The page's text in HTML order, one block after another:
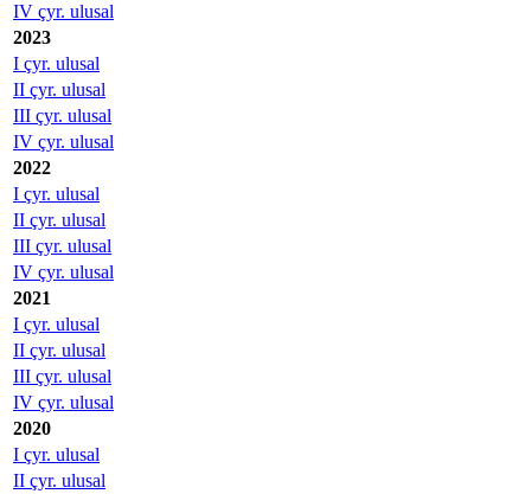
IV çyr. ulusal
2023
I çyr. ulusal
II çyr. ulusal
III çyr. ulusal
IV çyr. ulusal
2022
I çyr. ulusal
II çyr. ulusal
III çyr. ulusal
IV çyr. ulusal
2021
I çyr. ulusal
II çyr. ulusal
III çyr. ulusal
IV çyr. ulusal
2020
I çyr. ulusal
II çyr. ulusal